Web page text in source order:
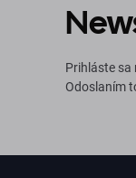
Prihláste sa
Odoslaním